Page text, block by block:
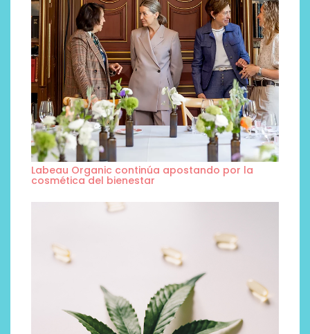
Labeau Organic continúa apostando por la
cosmética del bienestar